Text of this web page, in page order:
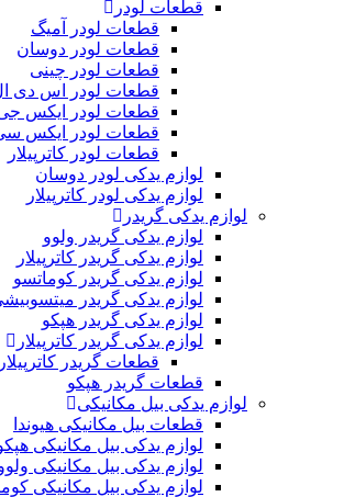
قطعات لودر
قطعات لودر آمیگ
قطعات لودر دوسان
قطعات لودر چینی
قطعات لودر اس دی ال جی
قطعات لودر ایکس جی ام ای
قطعات لودر ایکس سی ام جی xcmg
قطعات لودر کاترپیلار
لوازم یدکی لودر دوسان
لوازم یدکی لودر کاترپیلار
لوازم یدکی گریدر
لوازم یدکی گریدر ولوو
لوازم یدکی گریدر کاترپیلار
لوازم یدکی گریدر کوماتسو
لوازم یدکی گریدر میتسوبیشی
لوازم یدکی گریدر هپکو
لوازم یدکی گریدر کاترپیلار
قطعات گریدر کاترپیلار
قطعات گریدر هپکو
لوازم یدکی بیل مکانیکی
قطعات بیل مکانیکی هیوندا
لوازم یدکی بیل مکانیکی هپکو
لوازم یدکی بیل مکانیکی ولوو
لوازم یدکی بیل مکانیکی کوماتسو